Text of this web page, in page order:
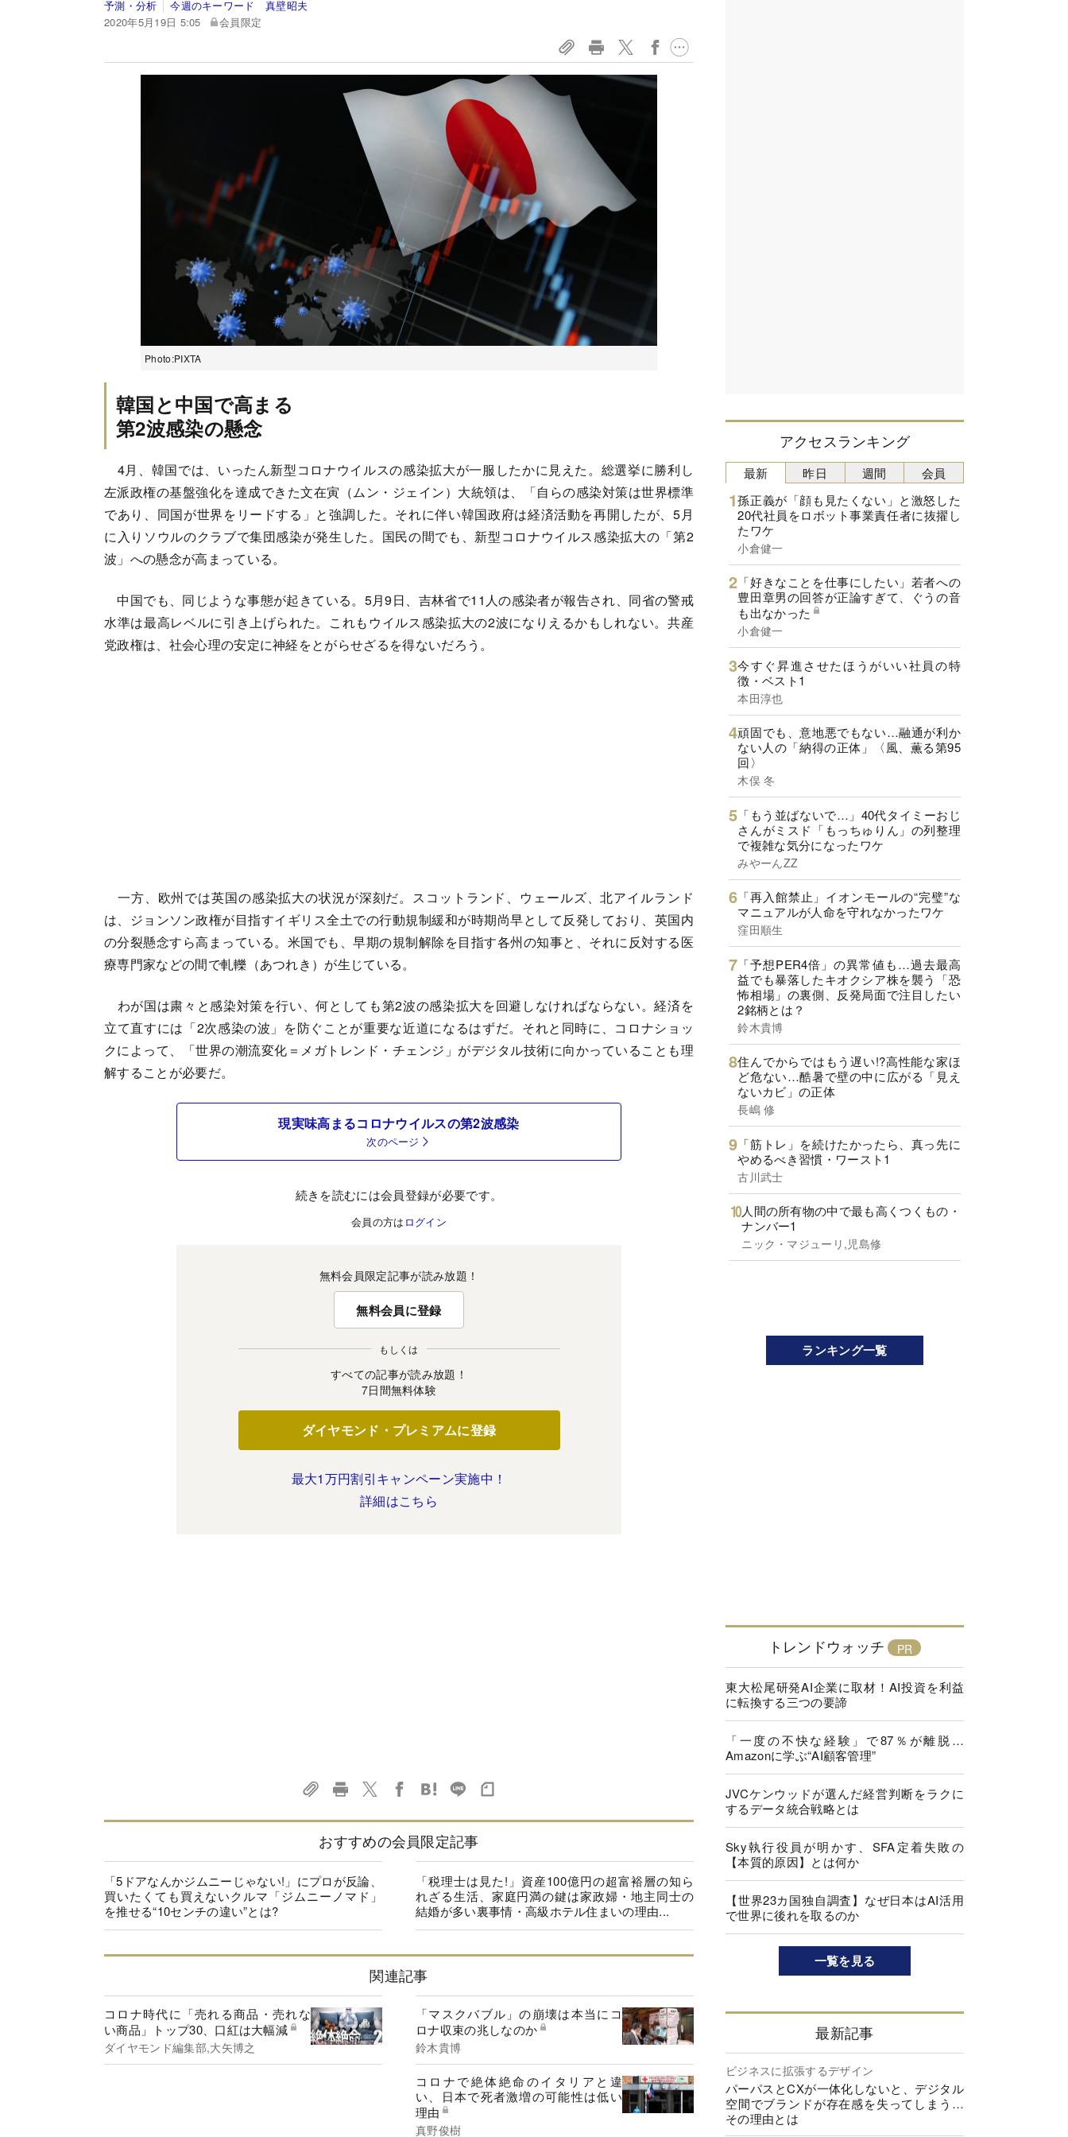
予測・分析
今週のキーワード 真壁昭夫
2020年5月19日 5:05
会員限定
Photo:PIXTA
韓国と中国で高まる
第2波感染の懸念
4月、韓国では、いったん新型コロナウイルスの感染拡大が一服したかに見えた。総選挙に勝利し
左派政権の基盤強化を達成できた文在寅（ムン・ジェイン）大統領は、「自らの感染対策は世界標準
であり、同国が世界をリードする」と強調した。それに伴い韓国政府は経済活動を再開したが、5月
に入りソウルのクラブで集団感染が発生した。国民の間でも、新型コロナウイルス感染拡大の「第2
波」への懸念が高まっている。
中国でも、同じような事態が起きている。5月9日、吉林省で11人の感染者が報告され、同省の警戒
水準は最高レベルに引き上げられた。これもウイルス感染拡大の2波になりえるかもしれない。共産
党政権は、社会心理の安定に神経をとがらせざるを得ないだろう。
一方、欧州では英国の感染拡大の状況が深刻だ。スコットランド、ウェールズ、北アイルランド
は、ジョンソン政権が目指すイギリス全土での行動規制緩和が時期尚早として反発しており、英国内
の分裂懸念すら高まっている。米国でも、早期の規制解除を目指す各州の知事と、それに反対する医
療専門家などの間で軋轢（あつれき）が生じている。
わが国は粛々と感染対策を行い、何としても第2波の感染拡大を回避しなければならない。経済を
立て直すには「2次感染の波」を防ぐことが重要な近道になるはずだ。それと同時に、コロナショッ
クによって、「世界の潮流変化＝メガトレンド・チェンジ」がデジタル技術に向かっていることも理
解することが必要だ。
現実味高まるコロナウイルスの第2波感染
次のページ
続きを読むには会員登録が必要です。
会員の方は ログイン
無料会員限定記事が読み放題！
無料会員に登録
もしくは
すべての記事が読み放題！
7日間無料体験
ダイヤモンド・プレミアムに登録
最大1万円割引キャンペーン実施中！
詳細はこちら
おすすめの会員限定記事
「5ドアなんかジムニーじゃない!」にプロが反論、
買いたくても買えないクルマ「ジムニーノマド」
を推せる“10センチの違い”とは?
「税理士は見た!」資産100億円の超富裕層の知ら
れざる生活、家庭円満の鍵は家政婦・地主同士の
結婚が多い裏事情・高級ホテル住まいの理由...
関連記事
コロナ時代に「売れる商品・売れな
い商品」トップ30、口紅は大幅減
ダイヤモンド編集部,大矢博之
「マスクバブル」の崩壊は本当にコ
ロナ収束の兆しなのか
鈴木貴博
コロナで絶体絶命のイタリアと違
い、日本で死者激増の可能性は低い
理由
真野俊樹
アクセスランキング
最新
孫正義が「顔も見たくない」と激怒した
20代社員をロボット事業責任者に抜擢し
たワケ
小倉健一
「好きなことを仕事にしたい」若者への
豊田章男の回答が正論すぎて、ぐうの音
も出なかった
小倉健一
今すぐ昇進させたほうがいい社員の特
徴・ベスト1
本田淳也
頑固でも、意地悪でもない…融通が利か
ない人の「納得の正体」〈風、薫る第95
回〉
木俣 冬
「もう並ばないで…」40代タイミーおじ
さんがミスド「もっちゅりん」の列整理
で複雑な気分になったワケ
みやーんZZ
「再入館禁止」イオンモールの“完璧”な
マニュアルが人命を守れなかったワケ
窪田順生
「予想PER4倍」の異常値も…過去最高
益でも暴落したキオクシア株を襲う「恐
怖相場」の裏側、反発局面で注目したい
2銘柄とは？
鈴木貴博
住んでからではもう遅い!?高性能な家ほ
ど危ない…酷暑で壁の中に広がる「見え
ないカビ」の正体
長嶋 修
「筋トレ」を続けたかったら、真っ先に
やめるべき習慣・ワースト1
古川武士
人間の所有物の中で最も高くつくもの・
ナンバー1
ニック・マジューリ,児島修
昨日 週間 会員
ランキング一覧
トレンドウォッチ
東大松尾研発AI企業に取材！AI投資を利益
に転換する三つの要諦
「一度の不快な経験」で87％が離脱…
Amazonに学ぶ“AI顧客管理”
JVCケンウッドが選んだ経営判断をラクに
するデータ統合戦略とは
Sky執行役員が明かす、SFA定着失敗の
【本質的原因】とは何か
【世界23カ国独自調査】なぜ日本はAI活用
で世界に後れを取るのか
一覧を見る
最新記事
ビジネスに拡張するデザイン
パーパスとCXが一体化しないと、デジタル
空間でブランドが存在感を失ってしまう…
その理由とは